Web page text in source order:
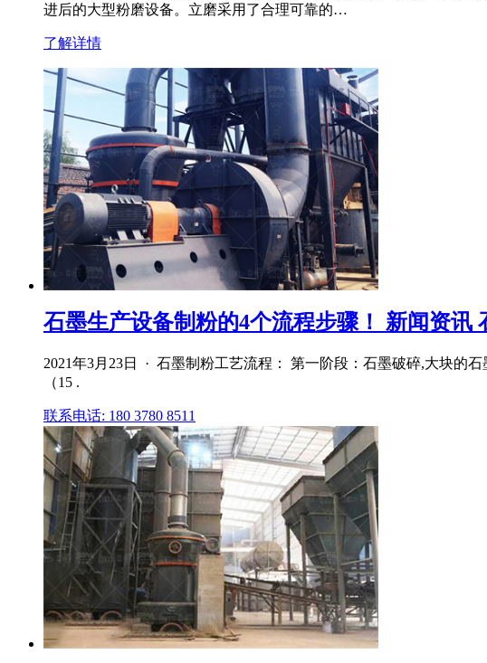
进后的大型粉磨设备。立磨采用了合理可靠的…
了解详情
石墨生产设备制粉的4个流程步骤！ 新闻资讯
2021年3月23日 · 石墨制粉工艺流程： 第一阶段：石墨破碎,大块的
（15 .
联系电话: 180 3780 8511